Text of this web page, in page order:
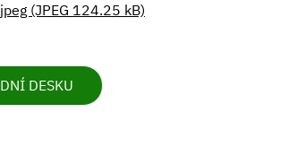
(JPEG 124.25 kB)
DESKU